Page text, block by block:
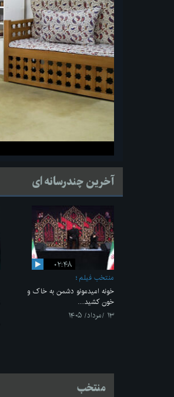
آخرین چندرسانه ای
۰۲:۴۸
منتخب فیلم
خونه امیدمونو دشمن به خاک و
خون کشید....
۱۳ /مرداد/ ۱۴۰۵
منتخب